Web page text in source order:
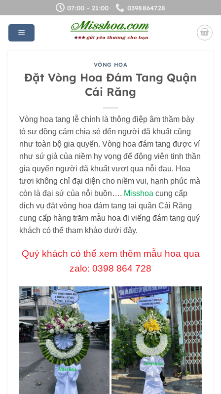
qua
dung
07:00 - 21:00 0398864728
VÒNG HOA
Đặt Vòng Hoa Đám Tang Quận
Cái Răng
Vòng hoa tang lễ chính là thông điệp âm thầm bày
tỏ sự đồng cảm chia sẻ đến người đã khuất cũng
như toàn bộ gia quyến. Vòng hoa đám tang được ví
như sứ giả của niềm hy vọng để động viên tinh thần
gia quyến người đã khuất vượt qua nỗi đau. Hoa
tươi không chỉ đại diện cho niềm vui, hạnh phúc mà
còn là đại sứ của nỗi buồn…. Misshoa cung cấp
dịch vụ đặt vòng hoa đám tang tại quận Cái Răng
cung cấp hàng trăm mẫu hoa đi viếng đám tang quý
khách có thể tham khảo dưới đây.
Quý khách có thể xem thêm mẫu hoa qua
zalo: 0398 864 728